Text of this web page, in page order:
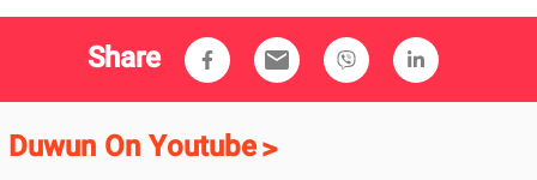
ကိုပေါက်ရဲ့ လက်ရှိအနုပညာလှုပ်ရှားမှု အနေနဲ့ သက်ငယ်မုဒိန်းမှုကို ပညာပေး
အဖြစ်ရိုက်ကူးလျှက်ရှိတဲ့ ဟစ်တိုင်ရုပ်ရှင်ဇာတ်ကား ကြီး ထဲမှာ ဗီလိန်ဇာတ်ရုပ်
အဖြစ်ပါဝင်သရုပ်ဆောင်ထားတာဖြစ်ပါတယ်။ သရုပ်ဆောင် သန်းသန်းစိုးရဲ့
ခင်ပွန်းတစ်ယောက်အဖြစ် ပါဝင် သရုပ်ဆောင် ထားပြီး ဇာတ်လမ်းကောင်းလေး
တစ်ခုဖြစ်တာကြောင့် လက်ခံရိုက်ကူးဖြစ်တဲ့အကြောင်းကို Duwun Media
ကနေပြောပြခဲ့ ပါတယ်။